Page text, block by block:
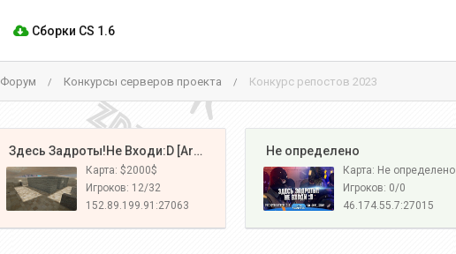
Сборки CS 1.6
Форум / Конкурсы серверов проекта / Конкурс репостов 2023
️ Здесь Задроты!Не Входи:D [Army#1]
Карта: $2000$
Игроков: 12/32
152.89.199.91:27063
️ Не определено
Карта: Не определено
Игроков: 0/0
46.174.55.7:27015